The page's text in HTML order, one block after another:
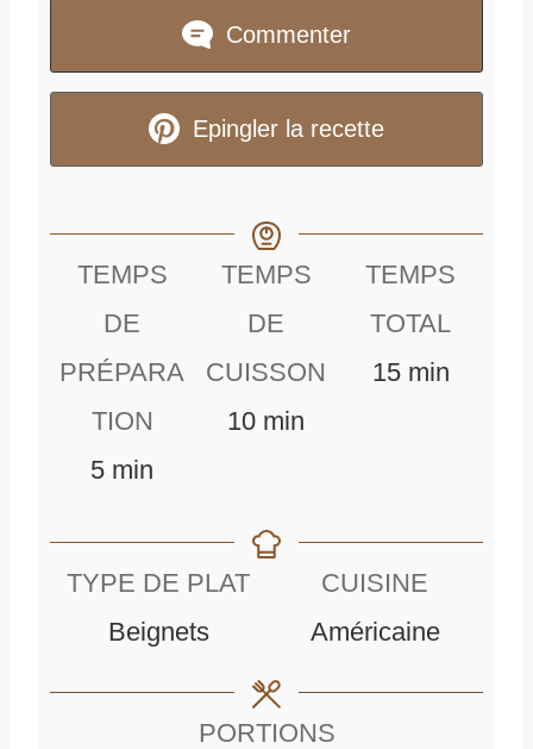
Commenter
Epingler la recette
TEMPS
DE
PRÉPARA
TION
5mmin
TEMPS
DE
CUISSON
10m
u
s
min
TEMPS
TOTAL
15m
e
min
TYPE DE PLAT
Beignets
CUISINE
Américaine
PORTIONS